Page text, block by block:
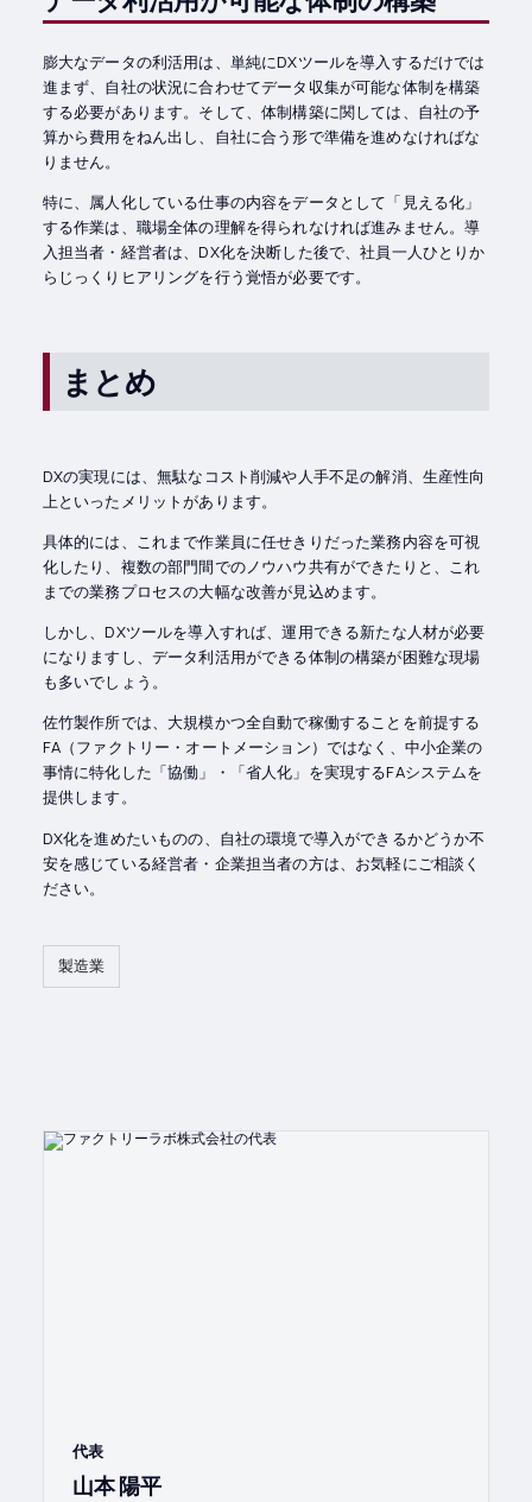
膨大なデータの利活用は、単純にDXツールを導入するだけでは
進まず、自社の状況に合わせてデータ収集が可能な体制を構築
する必要があります。そして、体制構築に関しては、自社の予
算から費用をねん出し、自社に合う形で準備を進めなければな
りません。
特に、属人化している仕事の内容をデータとして「見える化」
する作業は、職場全体の理解を得られなければ進みません。導
入担当者・経営者は、DX化を決断した後で、社員一人ひとりか
らじっくりヒアリングを行う覚悟が必要です。
まとめ
DXの実現には、無駄なコスト削減や人手不足の解消、生産性向
上といったメリットがあります。
具体的には、これまで作業員に任せきりだった業務内容を可視
化したり、複数の部門間でのノウハウ共有ができたりと、これ
までの業務プロセスの大幅な改善が見込めます。
しかし、DXツールを導入すれば、運用できる新たな人材が必要
になりますし、データ利活用ができる体制の構築が困難な現場
も多いでしょう。
佐竹製作所では、大規模かつ全自動で稼働することを前提する
FA（ファクトリー・オートメーション）ではなく、中小企業の
事情に特化した「協働」・「省人化」を実現するFAシステムを
提供します。
DX化を進めたいものの、自社の環境で導入ができるかどうか不
安を感じている経営者・企業担当者の方は、お気軽にご相談く
ださい。
製造業
代表
山本 陽平